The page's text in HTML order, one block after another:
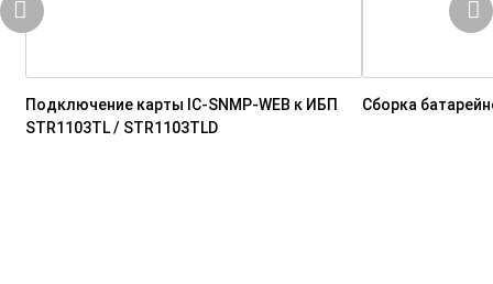
Подключение карты IC-SNMP-WEB к ИБП
STR1103TL / STR1103TLD
Сборка